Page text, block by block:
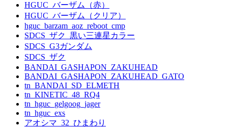
HGUC_バーザム（赤）
HGUC_バーザム（クリア）
hguc_barzam_aoz_reboot_cmp
SDCS_ザク_黒い三連星カラー
SDCS_G3ガンダム
SDCS_ザク
BANDAI_GASHAPON_ZAKUHEAD
BANDAI_GASHAPON_ZAKUHEAD_GATO
tn_BANDAI_SD_ELMETH
tn_KINETIC_48_RQ4
tn_hguc_gelgoog_jager
tn_hguc_exs
アオシマ_32_ひまわり